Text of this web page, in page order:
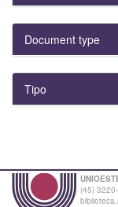
Document type
Tipo
(45)